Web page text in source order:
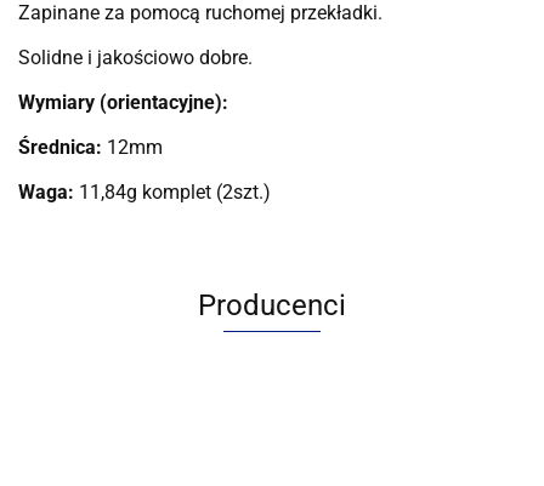
Zapinane za pomocą ruchomej przekładki.
Solidne i jakościowo dobre.
Wymiary (orientacyjne):
Średnica: 12mm
Waga: 11,84g komplet (2szt.)
Producenci